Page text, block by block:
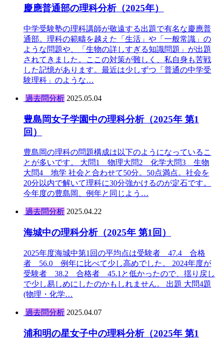
慶應普通部の理科分析（2025年）
中学受験塾の理科講師が敬遠する出題で有名な慶應普
通部。理科の範疇を越えた「生活」や「一般常識」の
ような問題や、「生物の詳しすぎる知識問題」が出題
されてきました。ここの対策が難しく、私自身も苦戦
した記憶があります。最近は少しずつ「普通の中学受
験理科」のような…
過去問分析 2025.05.04
豊島岡女子学園中の理科分析（2025年 第1
回）
豊島岡の理科の問題構成は以下のようになっているこ
とが多いです。 大問1 物理大問2 化学大問3 生物
大問4 地学 社会と合わせて50分。50点満点。社会を
20分以内で解いて理科に30分強かけるのが定石です。
今年度の豊島岡、例年と同じよう…
過去問分析 2025.04.22
海城中の理科分析（2025年 第1回）
2025年度海城中第1回の平均点は受験者 47.4 合格
者 56.0 例年に比べて少し高めでした。 2024年度が
受験者 38.2 合格者 45.1と低かったので、揺り戻し
で少し易しめにしたのかもしれません。 出題 大問4題
(物理・化学…
過去問分析 2025.04.07
浦和明の星女子中の理科分析（2025年 第1